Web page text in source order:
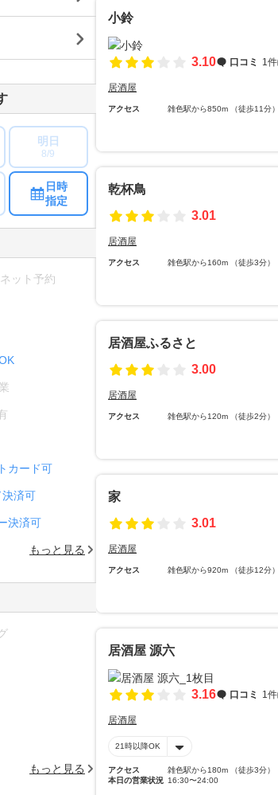
小鈴
3.10 口コミ 1件
居酒屋
アクセス 雑色駅から850m （徒歩11分）
乾杯鳥
3.01
居酒屋
アクセス 雑色駅から160m （徒歩3分）
居酒屋ふるさと
3.00
居酒屋
アクセス 雑色駅から120m （徒歩2分）
家
3.01
居酒屋
アクセス 雑色駅から920m （徒歩12分）
居酒屋 源六
3.16 口コミ 1件
居酒屋
21時以降OK
アクセス
雑色駅から180m （徒歩3分）
本日の営業状況 16:30〜24:00
明日
8/9
日時
指定
ット予約
カード可
済可
決済可
もっと見る
もっと見る